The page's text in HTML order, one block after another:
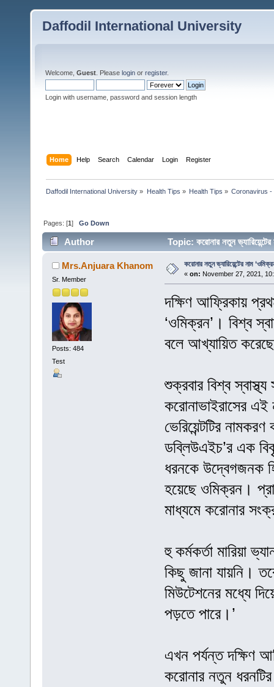
Daffodil International University
Welcome, Guest . Please login or register.
Login with username, password and session length
Home Help Search Calendar Login Register
Daffodil International University » Health Tips » Health Tips » Coronavirus -
Pages: [1]Go Down
Author Topic: করোনার নতুন
Mrs.Anjuara Khanom
Sr. Member
Posts: 484
Test
করোনার নতুন ভ্যারিয়েন্টের নাম
« on: November 27, 2021,
দক্ষিণ আফ্রিকায়
‘ওমিক্রন’। বিশ্ব
বলে আখ্যায়িত
শুক্রবার বিশ্ব
করোনাভাইরাসের এই
ভেরিয়েন্টটির
ডব্লিউএইচ’র এক
ধরনকে উদ্বেগজনক
হয়েছে ওমিক্রন।
মাধ্যমে করোনার
হু কর্মকর্তা মারিয়া
কিছু জানা যায়নি।
মিউটেশনের মধ্যে
পড়তে পারে।’
এখন পর্যন্ত দক্ষিণ
করোনার নতুন